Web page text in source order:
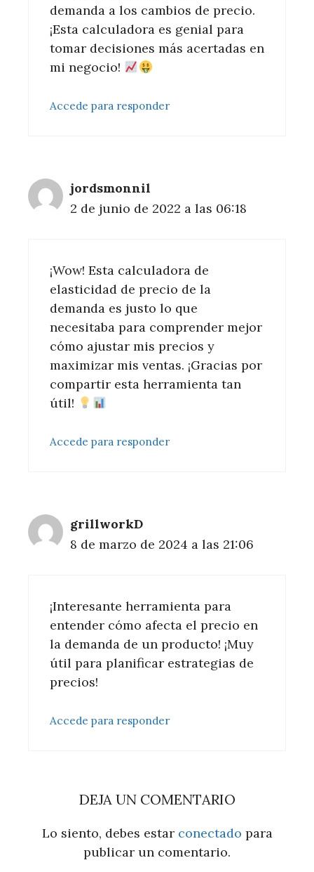
demanda a los cambios de precio.
¡Esta calculadora es genial para
tomar decisiones más acertadas en
mi negocio!
Accede para responder
jordsmonnil
2 de junio de 2022 a las 06:18
¡Wow! Esta calculadora de
elasticidad de precio de la
demanda es justo lo que
necesitaba para comprender mejor
cómo ajustar mis precios y
maximizar mis ventas. ¡Gracias por
compartir esta herramienta tan
útil!
Accede para responder
grillworkD
8 de marzo de 2024 a las 21:06
¡Interesante herramienta para
entender cómo afecta el precio en
la demanda de un producto! ¡Muy
útil para planificar estrategias de
precios!
Accede para responder
DEJA UN COMENTARIO
Lo siento, debes estar conectado para
publicar un comentario.